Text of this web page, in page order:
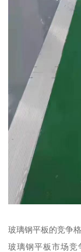
玻璃钢平板的竞争
玻璃钢平板市场